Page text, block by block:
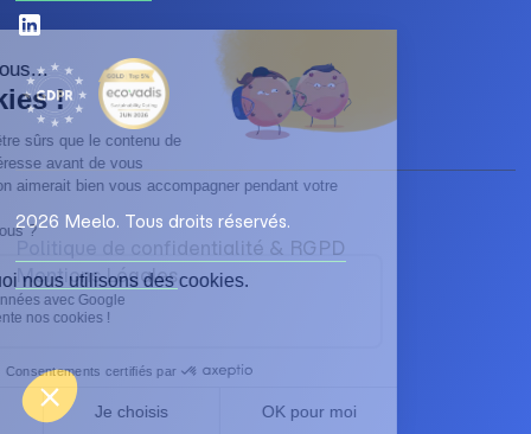
2026 Meelo. Tous droits réservés.
Politique de confidentialité & RGPD
Mentions Légales